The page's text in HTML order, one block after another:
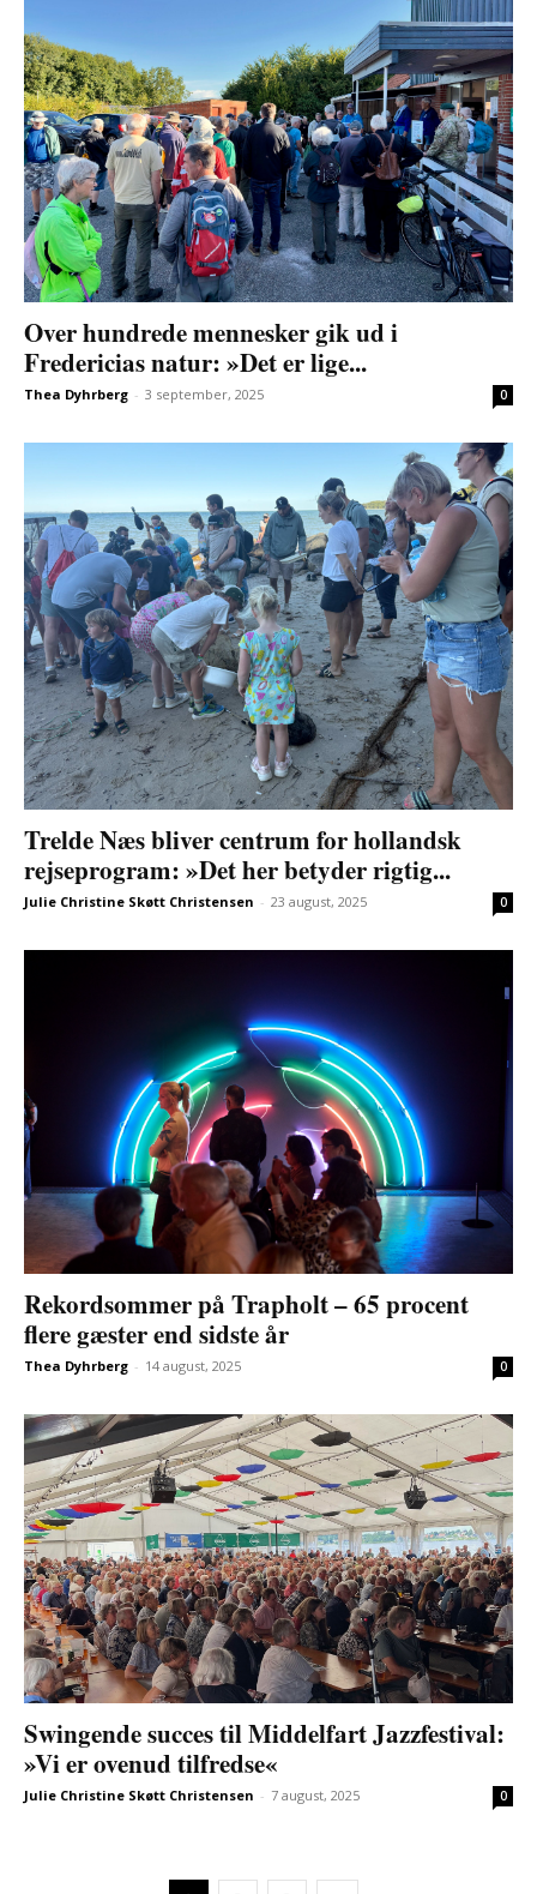
Over hundrede mennesker gik ud i
Fredericias natur: »Det er lige...
Thea Dyhrberg - 3 september, 2025 0
Trelde Næs bliver centrum for hollandsk
rejseprogram: »Det her betyder rigtig...
Julie Christine Skøtt Christensen - 23 august, 2025 0
Rekordsommer på Trapholt – 65 procent
flere gæster end sidste år
Thea Dyhrberg - 14 august, 2025 0
Swingende succes til Middelfart Jazzfestival:
»Vi er ovenud tilfredse«
Julie Christine Skøtt Christensen - 7 august, 2025 0